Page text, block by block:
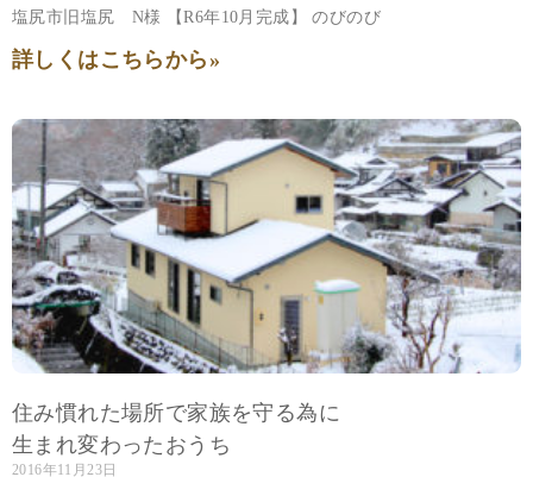
塩尻市旧塩尻 N様 【R6年10月完成】 のびのび
詳しくはこちらから»
住み慣れた場所で家族を守る為に
生まれ変わったおうち
2016年11月23日